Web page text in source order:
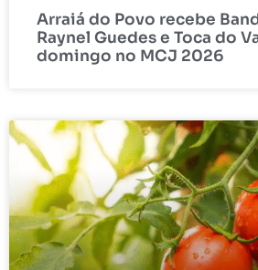
Arraiá do Povo recebe
Raynel Guedes e Toca do
domingo no MCJ 2026